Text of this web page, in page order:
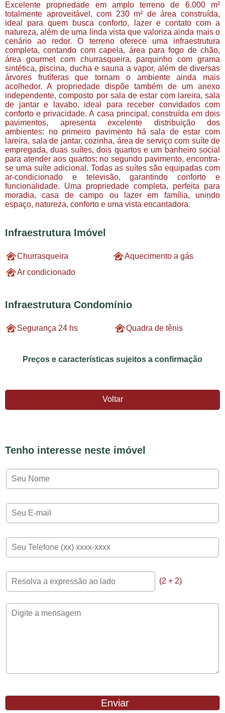
Excelente propriedade em amplo terreno de 6.000 m²
totalmente aproveitável, com 230 m² de área construída,
ideal para quem busca conforto, lazer e contato com a
natureza, além de uma linda vista que valoriza ainda mais o
cenário ao redor. O terreno oferece uma infraestrutura
completa, contando com capela, área para fogo de chão,
área gourmet com churrasqueira, parquinho com grama
sintética, piscina, ducha e sauna a vapor, além de diversas
árvores frutíferas que tornam o ambiente ainda mais
acolhedor. A propriedade dispõe também de um anexo
independente, composto por sala de estar com lareira, sala
de jantar e lavabo, ideal para receber convidados com
conforto e privacidade. A casa principal, construída em dois
pavimentos, apresenta excelente distribuição dos
ambientes: no primeiro pavimento há sala de estar com
lareira, sala de jantar, cozinha, área de serviço com suíte de
empregada, duas suítes, dois quartos e um banheiro social
para atender aos quartos; no segundo pavimento, encontra-
se uma suíte adicional. Todas as suítes são equipadas com
ar-condicionado e televisão, garantindo conforto e
funcionalidade. Uma propriedade completa, perfeita para
moradia, casa de campo ou lazer em família, unindo
espaço, natureza, conforto e uma vista encantadora.
Infraestrutura Imóvel
Churrasqueira
Aquecimento a gás
Ar condicionado
Infraestrutura Condomínio
Segurança 24 hs Quadra de tênis
Preços e características sujeitos a confirmação
Voltar
Tenho interesse neste imóvel
(2 + 2)